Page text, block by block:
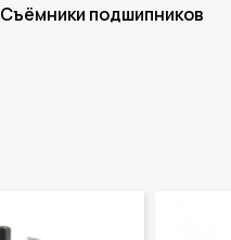
Съёмники подшипников